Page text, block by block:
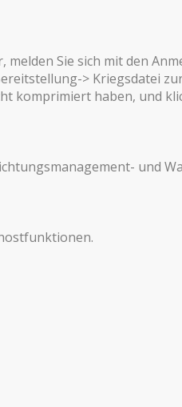
Sie sich mit den
> Kriegsdatei
komprimiert haben, und
und